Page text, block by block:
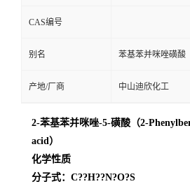
留
言
CAS编号
别名 苯基苯并咪唑磺酸
产地/厂商 中山迪欣化工
2-苯基苯并咪唑-5-磺酸（2-
acid）
化学性质
分子式：C??H??N?O?S